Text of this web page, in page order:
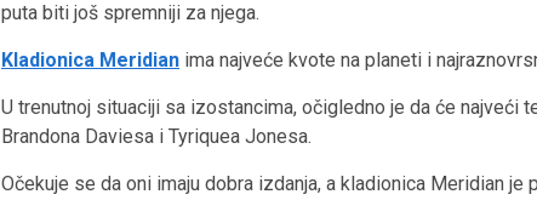
puta biti još spremniji za njega.
Kladionica Meridian ima najveće kvote na planeti i
U trenutnoj situaciji sa izostancima, očigledno je da će najveći
Brandona Daviesa i Tyriquea Jonesa.
Očekuje se da oni imaju dobra izdanja, a kladionica Meridian